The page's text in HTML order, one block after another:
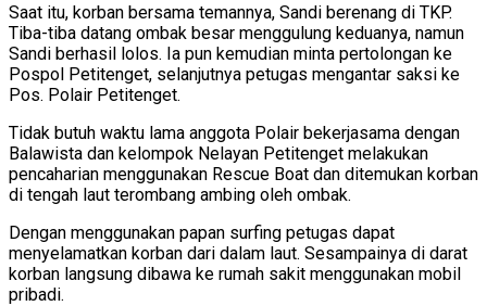
Saat itu, korban bersama temannya, Sandi berenang di TKP.
Tiba-tiba datang ombak besar menggulung keduanya, namun
Sandi berhasil lolos. Ia pun kemudian minta pertolongan ke
Pospol Petitenget, selanjutnya petugas mengantar saksi ke
Pos. Polair Petitenget.
Tidak butuh waktu lama anggota Polair bekerjasama dengan
Balawista dan kelompok Nelayan Petitenget melakukan
pencaharian menggunakan Rescue Boat dan ditemukan korban
di tengah laut terombang ambing oleh ombak.
Dengan menggunakan papan surfing petugas dapat
menyelamatkan korban dari dalam laut. Sesampainya di darat
korban langsung dibawa ke rumah sakit menggunakan mobil
pribadi.